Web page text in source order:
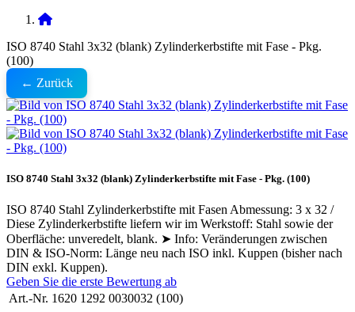
ISO 8740 Stahl 3x32 (blank) Zylinderkerbstifte mit Fase - Pkg.
(100)
← Zurück
ISO 8740 Stahl 3x32 (blank) Zylinderkerbstifte mit Fase - Pkg. (100)
ISO 8740 Stahl Zylinderkerbstifte mit Fasen Abmessung: 3 x 32 /
Diese Zylinderkerbstifte liefern wir im Werkstoff: Stahl sowie der
Oberfläche: unveredelt, blank. ➤ Info: Veränderungen zwischen
DIN & ISO-Norm: Länge neu nach ISO inkl. Kuppen (bisher nach
DIN exkl. Kuppen).
Geben Sie die erste Bewertung ab
Art.-Nr. 1620 1292 0030032 (100)